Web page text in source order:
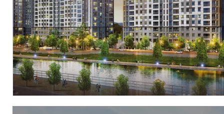
시공 에스엠상선(주), (주)우방
세대수 총 320세대
분양문의 053-643-3888
자세히 보기